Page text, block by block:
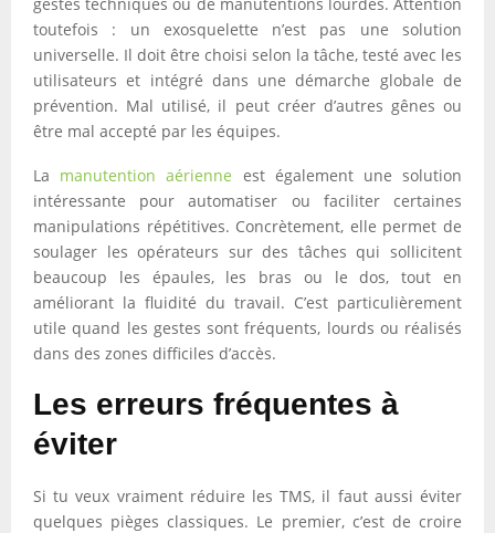
toutefois : un exosquelette n’est pas une solution
universelle. Il doit être choisi selon la tâche, testé avec les
utilisateurs et intégré dans une démarche globale de
prévention. Mal utilisé, il peut créer d’autres gênes ou
être mal accepté par les équipes.
La manutention aérienne est également une solution
intéressante pour automatiser ou faciliter certaines
manipulations répétitives. Concrètement, elle permet de
soulager les opérateurs sur des tâches qui sollicitent
beaucoup les épaules, les bras ou le dos, tout en
améliorant la fluidité du travail. C’est particulièrement
utile quand les gestes sont fréquents, lourds ou réalisés
dans des zones difficiles d’accès.
Les erreurs fréquentes à
éviter
Si tu veux vraiment réduire les TMS, il faut aussi éviter
quelques pièges classiques. Le premier, c’est de croire